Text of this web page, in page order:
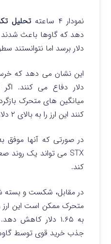
نمودار ۴ ساعته تحلیل
دلار برسد اما نتوانستند
دلار دفاع می کنند. اگر
میانگین های متحرک
کنند این ارز را به بالای ۲ دلار برسانند.
در صورتی که آنها موفق
کند.
در مقابل، شکست و بسته
به ۱.۶۵ دلار
جذب خرید قوی توسط